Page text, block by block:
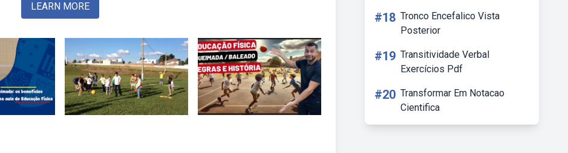
LEARN MORE
#18 Tronco Encefalico Vista
Posterior
#19 Transitividade Verbal
Exercícios Pdf
#20 Transformar Em Notacao
Cientifica